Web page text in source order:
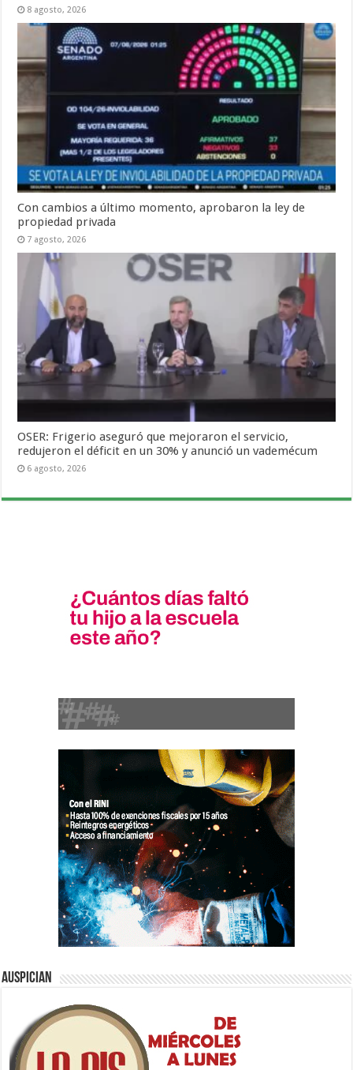
8 agosto, 2026
Con cambios a último momento, aprobaron la ley de
propiedad privada
7 agosto, 2026
OSER: Frigerio aseguró que mejoraron el servicio,
redujeron el déficit en un 30% y anunció un vademécum
6 agosto, 2026
Auspician